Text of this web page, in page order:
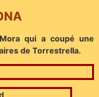
qui a coupé une
de Torrestrella.